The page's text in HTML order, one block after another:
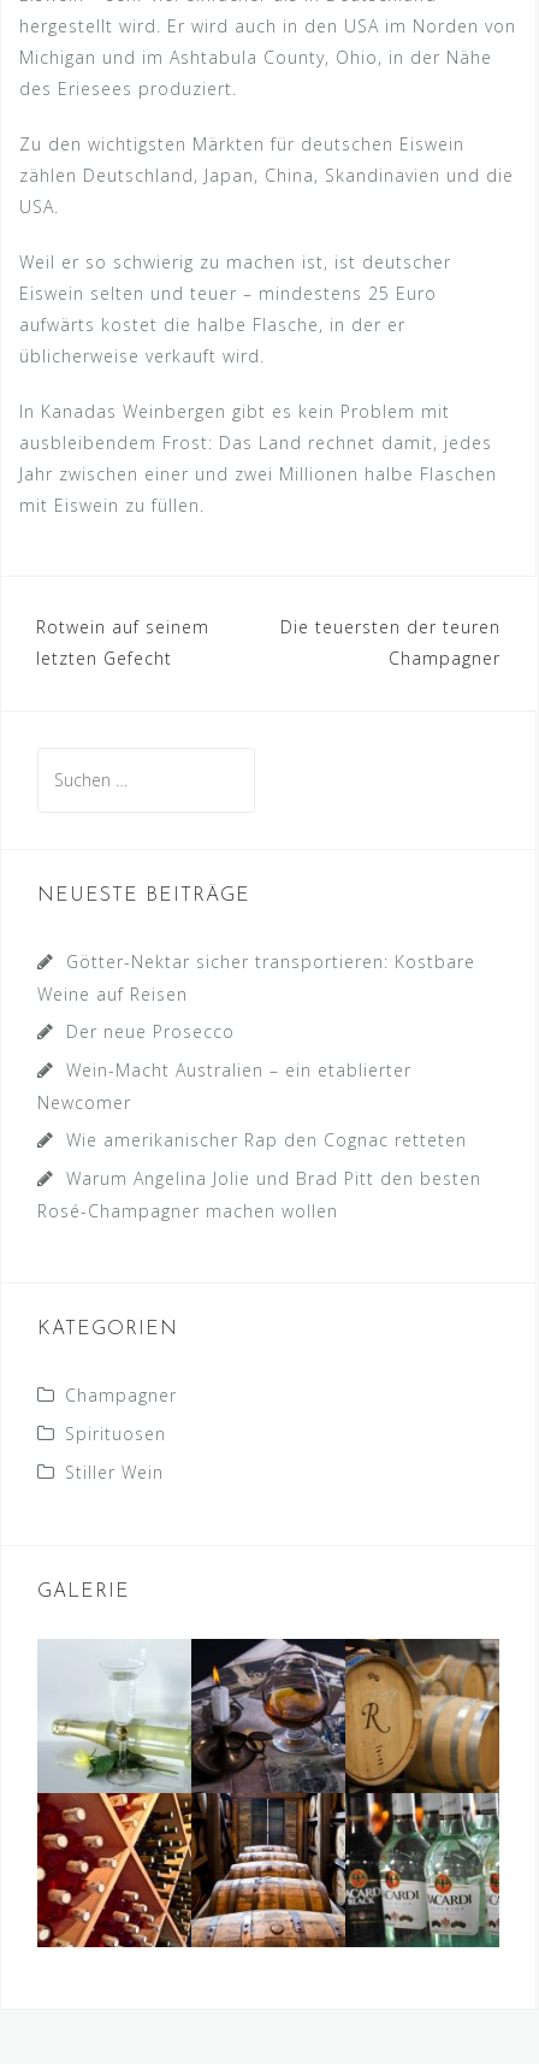
hergestellt wird. Er wird auch in den USA im Norden von
Michigan und im Ashtabula County, Ohio, in der Nähe
des Eriesees produziert.
Zu den wichtigsten Märkten für deutschen Eiswein
zählen Deutschland, Japan, China, Skandinavien und die
USA.
Weil er so schwierig zu machen ist, ist deutscher
Eiswein selten und teuer – mindestens 25 Euro
aufwärts kostet die halbe Flasche, in der er
üblicherweise verkauft wird.
In Kanadas Weinbergen gibt es kein Problem mit
ausbleibendem Frost: Das Land rechnet damit, jedes
Jahr zwischen einer und zwei Millionen halbe Flaschen
mit Eiswein zu füllen.
Beitragsnavigation
Rotwein auf seinem
letzten Gefecht
Die teuersten der teuren
Champagner
nach:
NEUESTE BEITRÄGE
Götter-Nektar sicher transportieren: Kostbare
Weine auf Reisen
Der neue Prosecco
Wein-Macht Australien – ein etablierter
Newcomer
Wie amerikanischer Rap den Cognac retteten
Warum Angelina Jolie und Brad Pitt den besten
Rosé-Champagner machen wollen
KATEGORIEN
Champagner
Spirituosen
Stiller Wein
GALERIE